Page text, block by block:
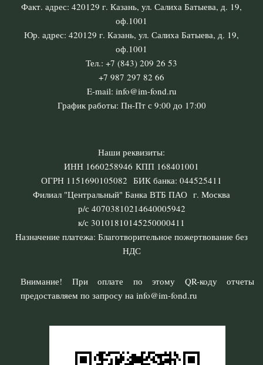
Факт. адрес: 420129 г. Казань, ул. Салиха Батыева, д. 19,
оф.1001
Юр. адрес: 420129 г. Казань, ул. Салиха Батыева, д. 19,
оф.1001
Тел.: +7 (843) 209 26 53
+7 987 297 82 66
E-mail: info@im-fond.ru
График работы: Пн-Пт с 9:00 до 17:00
Наши реквизиты:
ИНН 1660258946 КПП 168401001
ОГРН 1151690105082 БИК банка: 044525411
Филиал "Центральный" Банка ВТБ ПАО г. Москва
р/с 40703810214640005942
к/с 30101810145250000411
Назначение платежа: Благотворительное пожертвование без
НДС
Внимание! При оплате по этому QR-коду отчеты
предоставляем по запросу на info@im-fond.ru